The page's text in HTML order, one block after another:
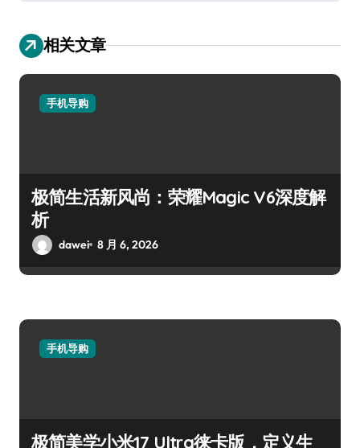
相关文章
手机导购
极简生活新风尚：荣耀Magic V6深度解
析
dawei 8 月 6, 2026
手机导购
极简美学小米17 Ultra徕卡版，定义生